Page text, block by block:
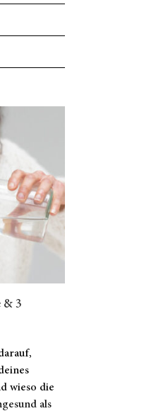
& 3
wieso die
als